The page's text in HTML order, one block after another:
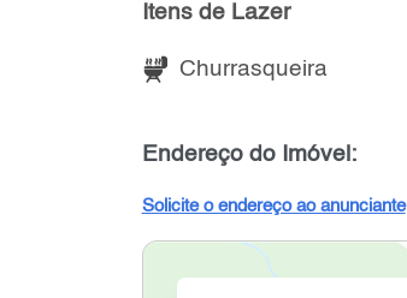
Itens de Lazer
Churrasqueira
Endereço do Imóvel:
Solicite o endereço ao anunciante